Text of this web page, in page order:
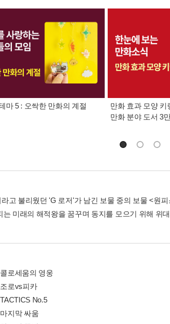
마 5 : 오싹한 만화의 계절
만화 효과 모양 키
만화 분야 도서 3
고 불리웠던 'G 로저'가 남긴 보물 중의 보물 <원
는 미래의 해적왕을 꿈꾸며 동지를 모으기 위해 위
로세움의 영웅
로vs피카
No.5
지막 싸움